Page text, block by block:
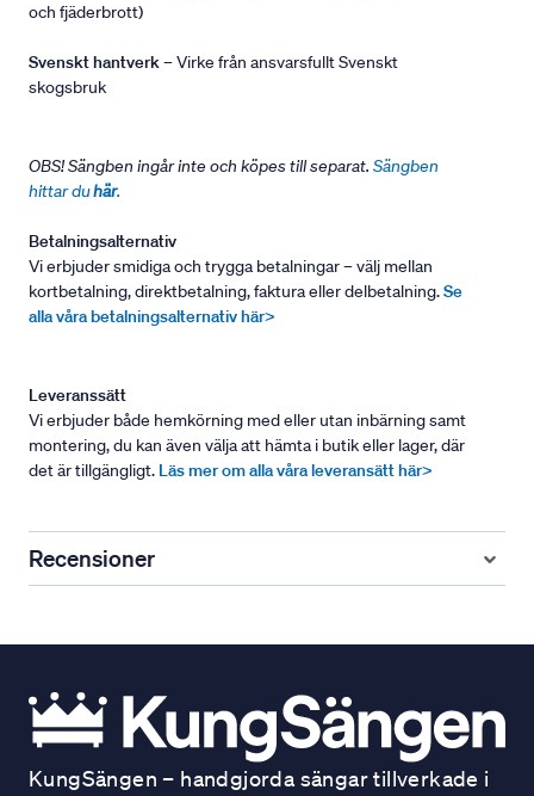
och fjäderbrott)
Svenskt hantverk– Virke från ansvarsfullt Svenskt
skogsbruk
OBS! Sängben ingår inte och köpes till separat. Sängben
hittar duhär.
Betalningsalternativ
Vi erbjuder smidiga och trygga betalningar – välj mellan
kortbetalning, direktbetalning, faktura eller delbetalning.Se
alla våra betalningsalternativ här>
Leveranssätt
Vi erbjuder både hemkörning med eller utan inbärning samt
montering, du kan även välja att hämta i butik eller lager, där
det är tillgängligt. Läs mer om alla våra leveransätt här>
Recensioner
KungSängen – handgjorda sängar tillverkade i